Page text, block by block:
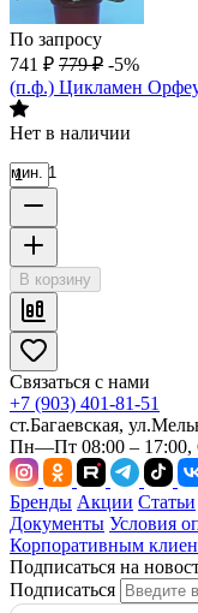
По запросу
741 ₽ 779 ₽ -5%
(п.ф.) Цикламен
Нет в наличии
мин. 1
В корзину
Связаться с нами
+7 (903) 401-81-51
ст.Багаевская,
Пн—Пт 08:00 – 17:00,
Бренды Акции Статьи
Документы Условия
Корпоративным
Подписаться на
Подписаться